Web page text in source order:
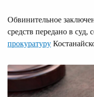
Обвинительное
средств передано в суд,
прокуратуру